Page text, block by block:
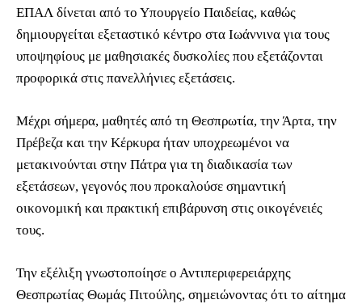
ΕΠΑΛ δίνεται από το Υπουργείο Παιδείας, καθώς
δημιουργείται εξεταστικό κέντρο στα Ιωάννινα για τους
υποψηφίους με μαθησιακές δυσκολίες που εξετάζονται
προφορικά στις πανελλήνιες εξετάσεις.
Μέχρι σήμερα, μαθητές από τη Θεσπρωτία, την Άρτα, την
Πρέβεζα και την Κέρκυρα ήταν υποχρεωμένοι να
μετακινούνται στην Πάτρα για τη διαδικασία των
εξετάσεων, γεγονός που προκαλούσε σημαντική
οικονομική και πρακτική επιβάρυνση στις οικογένειές
τους.
Την εξέλιξη γνωστοποίησε ο Αντιπεριφερειάρχης
Θεσπρωτίας Θωμάς Πιτούλης, σημειώνοντας ότι το αίτημα